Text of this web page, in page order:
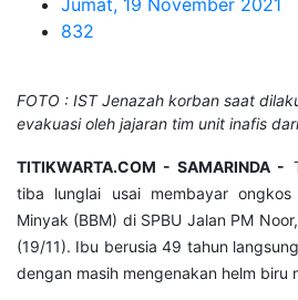
Jumat, 19 November 2021
832
FOTO : IST Jenazah korban saat
evakuasi oleh jajaran tim unit inafis
TITIKWARTA.COM - SAMARINDA -
tiba lunglai usai membayar
Minyak (BBM) di SPBU Jalan PM
(19/11). Ibu berusia 49 tahun
dengan masih mengenakan helm biru